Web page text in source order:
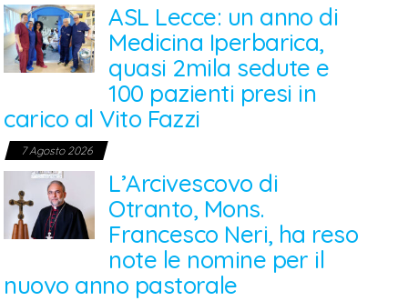
ASL Lecce: un anno di
Medicina Iperbarica,
quasi 2mila sedute e
100 pazienti presi in
carico al Vito Fazzi
7 Agosto 2026
L’Arcivescovo di
Otranto, Mons.
Francesco Neri, ha reso
note le nomine per il
nuovo anno pastorale